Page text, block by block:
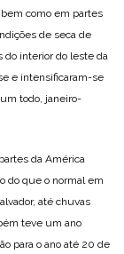
como em partes
de seca de
do interior do leste da
e intensificaram-se
todo, janeiro-
da América
do que o normal em
até chuvas
teve um ano
para o ano até 20 de